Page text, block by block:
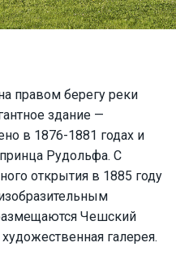
правом берегу реки
здание —
в 1876-1881 годах и
Рудольфа. С
открытия в 1885 году
Чешский
галерея.